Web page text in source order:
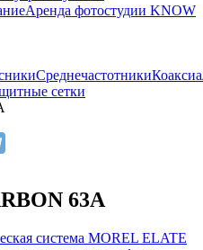
Аренда фотостудии KNOW
Среднечастотники
сетки
63A